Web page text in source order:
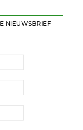
NIEUWSBRIEF